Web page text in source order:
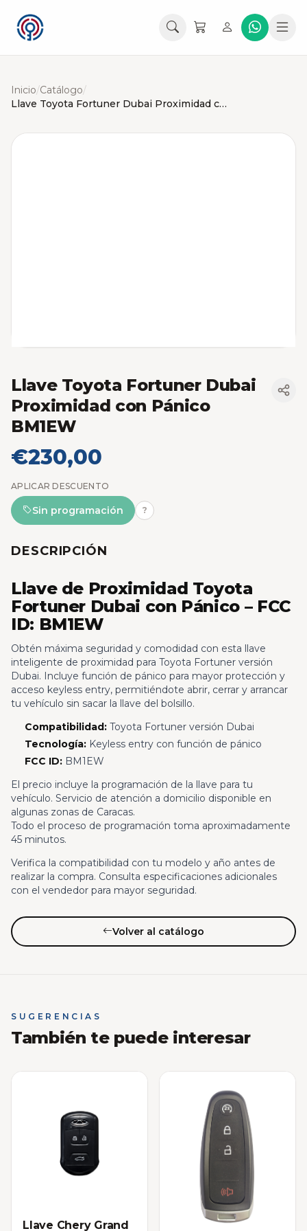
Inicio/Catálogo/
Llave Toyota Fortuner Dubai Proximidad con Pánico BM1EW
Llave Toyota Fortuner Dubai
Proximidad con Pánico
BM1EW
€230,00
APLICAR DESCUENTO
Sin programación ?
DESCRIPCIÓN
Llave de Proximidad Toyota
Fortuner Dubai con Pánico – FCC
ID: BM1EW
Obtén máxima seguridad y comodidad con esta llave
inteligente de proximidad para Toyota Fortuner versión
Dubai. Incluye función de pánico para mayor protección y
acceso keyless entry, permitiéndote abrir, cerrar y arrancar
tu vehículo sin sacar la llave del bolsillo.
Compatibilidad:Toyota Fortuner versión Dubai
Tecnología:Keyless entry con función de pánico
FCC ID:BM1EW
El precio incluye la programación de la llave para tu
vehículo. Servicio de atención a domicilio disponible en
algunas zonas de Caracas.
Todo el proceso de programación toma aproximadamente
45 minutos.
Verifica la compatibilidad con tu modelo y año antes de
realizar la compra. Consulta especificaciones adicionales
con el vendedor para mayor seguridad.
Volver al catálogo
SUGERENCIAS
También te puede interesar
Llave Chery Grand